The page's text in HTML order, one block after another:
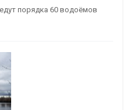
порядка 60 водоёмов